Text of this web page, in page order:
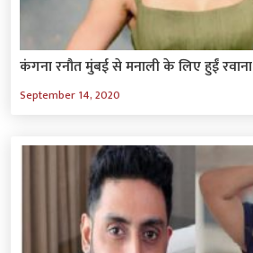
कंगना रनौत मुंबई से मनाली के लिए हुईं रवाना
September 14, 2020